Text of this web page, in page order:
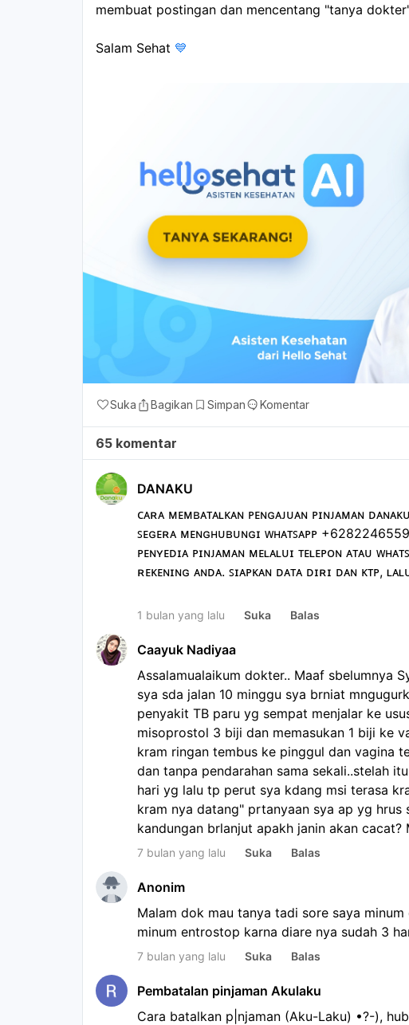
membuat postingan dan mencentang "tanya
Salam Sehat 💙
Suka Bagikan Simpan Komentar
65 komentar
DANAKU
ᴄᴀʀᴀ ᴍᴇᴍʙᴀᴛᴀʟᴋᴀɴ ᴘᴇɴɢᴀᴊᴜᴀɴ ᴘɪɴᴊᴀᴍᴀɴ
ꜱᴇɢᴇʀᴀ ᴍᴇɴɢʜᴜʙᴜɴɢɪ ᴡʜᴀᴛꜱᴀᴘᴘ
ᴘᴇɴʏᴇᴅɪᴀ ᴘɪɴᴊᴀᴍᴀɴ ᴍᴇʟᴀʟᴜɪ ᴛᴇʟᴇᴘᴏɴ ᴀᴛᴀᴜ
ʀᴇᴋᴇɴɪɴɢ ᴀɴᴅᴀ. ꜱɪᴀᴘᴋᴀɴ ᴅᴀᴛᴀ ᴅɪʀɪ ᴅᴀɴ ᴋᴛᴘ,
1 bulan yang lalu Suka Balas
Caayuk Nadiyaa
Assalamualaikum dokter.. Maaf sbelumnya
sya sda jalan 10 minggu sya brniat
penyakit TB paru yg sempat menjalar ke
misoprostol 3 biji dan memasukan 1 biji ke
kram ringan tembus ke pinggul dan vagina
dan tanpa pendarahan sama sekali..stelah
hari yg lalu tp perut sya kdang msi terasa
kram nya datang" prtanyaan sya ap yg hrus
kandungan brlanjut apakh janin akan cacat?
7 bulan yang lalu Suka Balas
Anonim
Malam dok mau tanya tadi sore saya
minum entrostop karna diare nya sudah 3
7 bulan yang lalu Suka Balas
Pembatalan pinjaman Akulaku
Cara batalkan p|njaman (Aku-Laku) •?-),